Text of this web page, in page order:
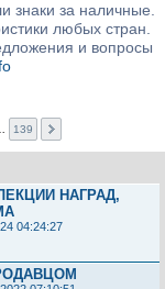
знаки за наличные.
любых стран.
и вопросы
139
НАГРАД,
04:24:27